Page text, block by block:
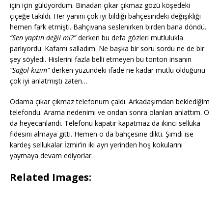
için için gülüyordum. Binadan çıkar çıkmaz gözü köşedeki
çiçeğe takıldı. Her yanını çok iyi bildiği bahçesindeki değişikliği
hemen fark etmişti. Bahçıvana seslenirken birden bana döndü.
“Sen yaptın değil mi?”derken bu defa gözleri mutlulukla
parlıyordu. Kafamı salladım. Ne başka bir soru sordu ne de bir
şey söyledi. Hislerini fazla belli etmeyen bu tonton insanın
“Sağol kızım”derken yüzündeki ifade ne kadar mutlu olduğunu
çok iyi anlatmıştı zaten…
Odama çıkar çıkmaz telefonum çaldı. Arkadaşımdan beklediğim
telefondu. Arama nedenimi ve ondan sonra olanları anlattım. O
da heyecanlandı. Telefonu kapatır kapatmaz da ikinci selluka
fidesini almaya gitti. Hemen o da bahçesine dikti. Şimdi ise
kardeş sellukalar İzmir’in iki ayrı yerinden hoş kokularını
yaymaya devam ediyorlar…
Related Images: